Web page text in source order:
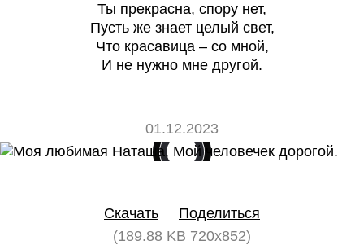
Ты прекрасна, спору нет,
Пусть же знает целый свет,
Что красавица – со мной,
И не нужно мне другой.
01.12.2023
Скачать
Поделиться
(189.88 KB 720x852)